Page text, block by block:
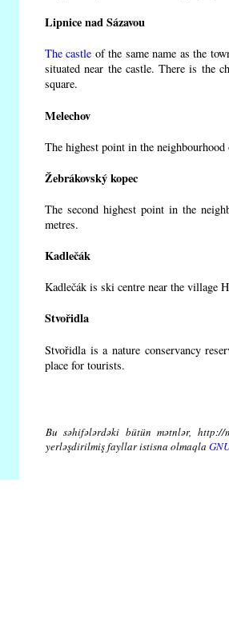
Lipnice nad Sázavou
The castle of the same name as the
situated near the castle. There is the
square.
Melechov
The highest point in the neighbourhood
Žebrákovský kopec
The second highest point in the
metres.
Kadlečák
Kadlečák is ski centre near the village
Stvořidla
Stvořidla is a nature conservancy
place for tourists.
Bu səhifələrdəki bütün mətnlər, http://
yerləşdirilmiş fayllar istisna olmaqla